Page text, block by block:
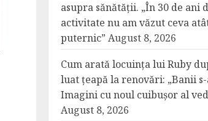
asupra sănătății. „În 30 de ani
activitate nu am văzut ceva
puternic” August 8, 2026
Cum arată locuința lui Ruby
luat țeapă la renovări: „Banii s-
Imagini cu noul cuibușor al
August 8, 2026